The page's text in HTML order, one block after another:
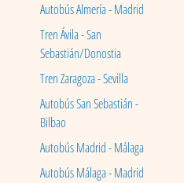
Autobús Almería - Madrid
Tren Ávila - San
Sebastián/Donostia
Tren Zaragoza - Sevilla
Autobús San Sebastián -
Bilbao
Autobús Madrid - Málaga
Autobús Málaga - Madrid